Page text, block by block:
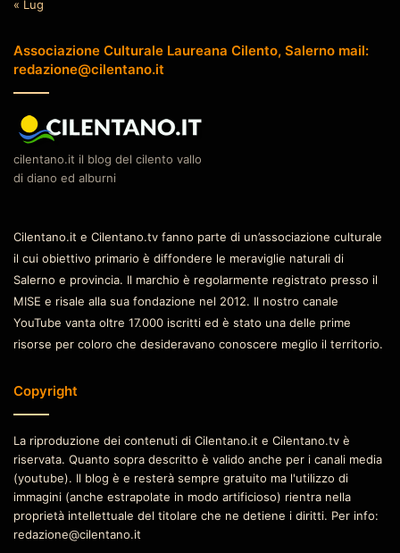
« Lug
Associazione Culturale Laureana Cilento, Salerno mail:
redazione@cilentano.it
cilentano.it il blog del cilento vallo
di diano ed alburni
Cilentano.it e Cilentano.tv fanno parte di un’associazione culturale
il cui obiettivo primario è diffondere le meraviglie naturali di
Salerno e provincia. Il marchio è regolarmente registrato presso il
MISE e risale alla sua fondazione nel 2012. Il nostro canale
YouTube vanta oltre 17.000 iscritti ed è stato una delle prime
risorse per coloro che desideravano conoscere meglio il territorio.
Copyright
La riproduzione dei contenuti di Cilentano.it e Cilentano.tv è
riservata. Quanto sopra descritto è valido anche per i canali media
(youtube). Il blog è e resterà sempre gratuito ma l'utilizzo di
immagini (anche estrapolate in modo artificioso) rientra nella
proprietà intellettuale del titolare che ne detiene i diritti. Per info:
redazione@cilentano.it